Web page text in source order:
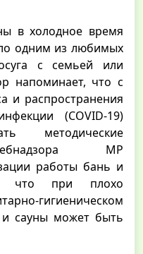
в холодное время
одним из любимых
с семьей или
напоминает, что с
и распространения
(COVID-19)
методические
МР
работы бань и
что при плохо
гигиеническом
сауны может быть